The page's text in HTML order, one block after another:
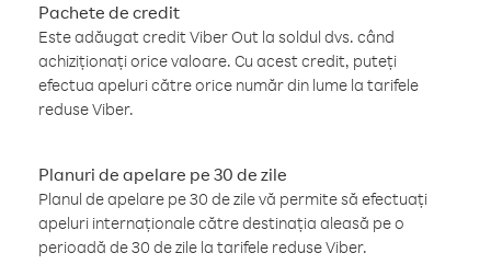
Pachete de credit
Este adăugat credit Viber Out la soldul dvs. când
achiziționați orice valoare. Cu acest credit, puteți
efectua apeluri către orice număr din lume la tarifele
reduse Viber.
Planuri de apelare pe 30 de zile
Planul de apelare pe 30 de zile vă permite să efectuați
apeluri internaționale către destinația aleasă pe o
perioadă de 30 de zile la tarifele reduse Viber.